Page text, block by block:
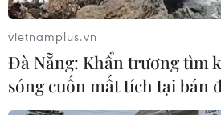
TIN LIÊN QUAN
vietnamplus.vn
Đà Nẵng: Khẩn trương tìm
sóng cuốn mất tích tại bán